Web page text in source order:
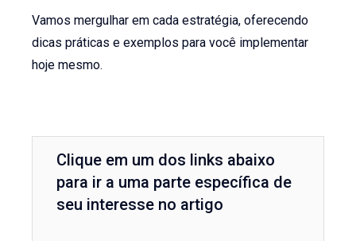
Vamos mergulhar em cada estratégia, oferecendo
dicas práticas e exemplos para você implementar
hoje mesmo.
Clique em um dos links abaixo
para ir a uma parte específica de
seu interesse no artigo